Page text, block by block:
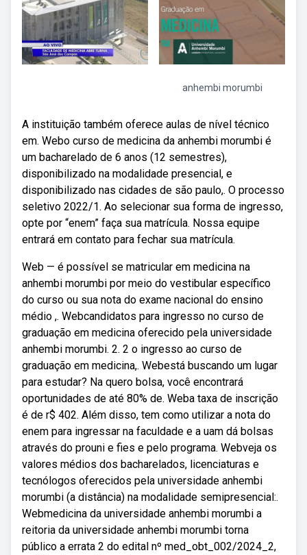
anhembi morumbi
A instituição também oferece aulas de nível técnico
em. Webo curso de medicina da anhembi morumbi é
um bacharelado de 6 anos (12 semestres),
disponibilizado na modalidade presencial, e
disponibilizado nas cidades de são paulo,. O processo
seletivo 2022/1. Ao selecionar sua forma de ingresso,
opte por “enem” faça sua matrícula. Nossa equipe
entrará em contato para fechar sua matrícula.
Web — é possível se matricular em medicina na
anhembi morumbi por meio do vestibular específico
do curso ou sua nota do exame nacional do ensino
médio ,. Webcandidatos para ingresso no curso de
graduação em medicina oferecido pela universidade
anhembi morumbi. 2. 2 o ingresso ao curso de
graduação em medicina,. Webestá buscando um lugar
para estudar? Na quero bolsa, você encontrará
oportunidades de até 80% de. Weba taxa de inscrição
é de r$ 402. Além disso, tem como utilizar a nota do
enem para ingressar na faculdade e a uam dá bolsas
através do prouni e fies e pelo programa. Webveja os
valores médios dos bacharelados, licenciaturas e
tecnólogos oferecidos pela universidade anhembi
morumbi (a distância) na modalidade semipresencial:.
Webmedicina da universidade anhembi morumbi a
reitoria da universidade anhembi morumbi torna
público a errata 2 do edital nº med_obt_002/2024_2,